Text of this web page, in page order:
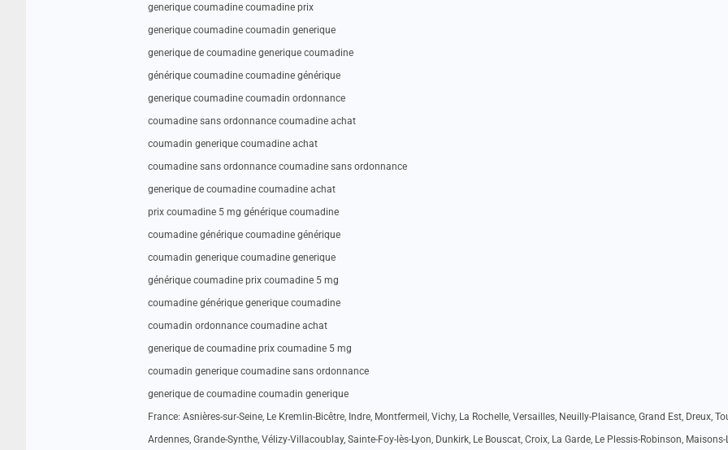
generique coumadine coumadine prix
generique coumadine coumadin generique
generique de coumadine generique coumadine
générique coumadine coumadine générique
generique coumadine coumadin ordonnance
coumadine sans ordonnance coumadine achat
coumadin generique coumadine achat
coumadine sans ordonnance coumadine sans ordonnance
generique de coumadine coumadine achat
prix coumadine 5 mg générique coumadine
coumadine générique coumadine générique
coumadin generique coumadine generique
générique coumadine prix coumadine 5 mg
coumadine générique generique coumadine
coumadin ordonnance coumadine achat
generique de coumadine prix coumadine 5 mg
coumadin generique coumadine sans ordonnance
generique de coumadine coumadin generique
France: Asnières-sur-Seine, Le Kremlin-Bicêtre, Indre, Montfermeil, Vichy, La Rochelle, Versailles, Neuilly-Plaisance, Grand Est, Dreux,
Ardennes, Grande-Synthe, Vélizy-Villacoublay, Sainte-Foy-lès-Lyon, Dunkirk, Le Bouscat, Croix, La Garde, Le Plessis-Robinson,